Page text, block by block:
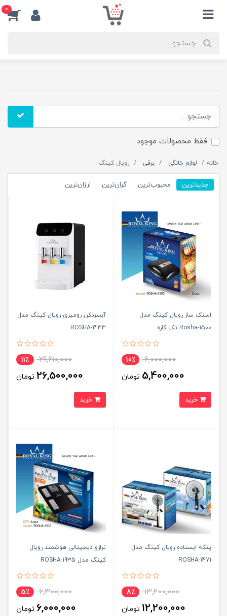
0
فقط محصولات موجود
خانه لوازم خانگی برقی رویال کینگ
جدیدترین محبوب‌ترین گران‌ترین ارزان‌ترین
اسنک ساز رویال کینگ مدل
Rosha-1500 تک کاره
6,000,000 10٪
5,400,000 تومان
آبسردکن رومیزی رویال کینگ مدل
ROSHA-1433
29,610,000 11٪
26,500,000 تومان
پنکه ایستاده رویال کینگ مدل
ROSHA-1471
13,200,000 8٪
12,200,000 تومان
ترازو دیجیتالی هوشمند رویال
کینگ مدل ROSHA-1935
6,300,000 5٪
6,000,000 تومان